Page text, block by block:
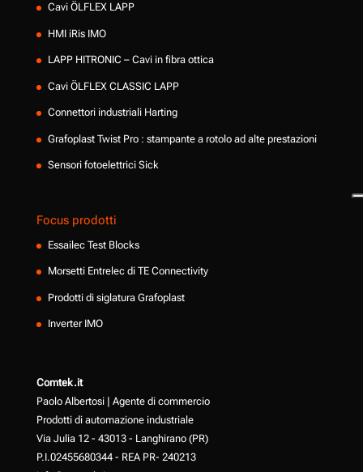
Cavi ÖLFLEX LAPP
HMI iRis IMO
LAPP HITRONIC – Cavi in fibra ottica
Cavi ÖLFLEX CLASSIC LAPP
Connettori industriali Harting
Grafoplast Twist Pro : stampante a rotolo ad alte prestazioni
Sensori fotoelettrici Sick
Focus prodotti
Essailec Test Blocks
Morsetti Entrelec di TE Connectivity
Prodotti di siglatura Grafoplast
Inverter IMO
Comtek.it
Paolo Albertosi | Agente di commercio
Prodotti di automazione industriale
Via Julia 12 - 43013 - Langhirano (PR)
P.I.02455680344 - REA PR- 240213